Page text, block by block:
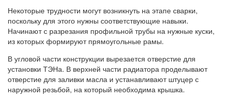
Некоторые трудности могут возникнуть на этапе сварки,
поскольку для этого нужны соответствующие навыки.
Начинают с разрезания профильной трубы на нужные куски,
из которых формируют прямоугольные рамы.
В угловой части конструкции вырезается отверстие для
установки ТЭНа. В верхней части радиатора проделывают
отверстие для заливки масла и устанавливают штуцер с
наружной резьбой, на который необходима крышка.